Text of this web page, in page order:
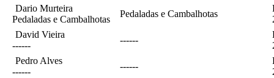
Dario Murteira
Pedaladas e Cambalhotas
Pedaladas e Cambalhotas
David Vieira
------
------
Pedro Alves
------
------